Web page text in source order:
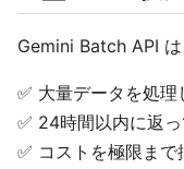
Gemini Batch API は
✅ 大量データを処理
✅ 24時間以内に返
✅ コストを極限まで